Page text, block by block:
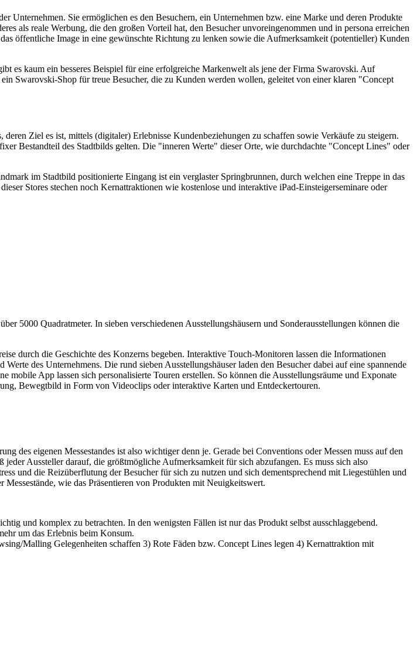
Unternehmen. Sie ermöglichen es den Besuchern, ein Unternehmen bzw. eine Marke und deren Produkte
als reale Werbung, die den großen Vorteil hat, den Besucher unvoreingenommen und in persona erreichen
öffentliche Image in eine gewünschte Richtung zu lenken sowie die Aufmerksamkeit (potentieller) Kunden
es kaum ein besseres Beispiel für eine erfolgreiche Markenwelt als jene der Firma Swarovski. Auf
Swarovski-Shop für treue Besucher, die zu Kunden werden wollen, geleitet von einer klaren "Concept
Ziel es ist, mittels (digitaler) Erlebnisse Kundenbeziehungen zu schaffen sowie Verkäufe zu steigern.
Bestandteil des Stadtbilds gelten. Die "inneren Werte" dieser Orte, wie durchdachte "Concept Lines" oder
im Stadtbild positionierte Eingang ist ein verglaster Springbrunnen, durch welchen eine Treppe in das
Stores stechen noch Kernattraktionen wie kostenlose und interaktive iPad-Einsteigerseminare oder
5000 Quadratmeter. In sieben verschiedenen Ausstellungshäusern und Sonderausstellungen können die
durch die Geschichte des Konzerns begeben. Interaktive Touch-Monitoren lassen die Informationen
des Unternehmens. Die rund sieben Ausstellungshäuser laden den Besucher dabei auf eine spannende
App lassen sich personalisierte Touren erstellen. So können die Ausstellungsräume und Exponate
Bewegtbild in Form von Videoclips oder interaktive Karten und Entdeckertouren.
des eigenen Messestandes ist also wichtiger denn je. Gerade bei Conventions oder Messen muss auf den
Aussteller darauf, die größtmögliche Aufmerksamkeit für sich abzufangen. Es muss sich also
und die Reizüberflutung der Besucher für sich zu nutzen und sich dementsprechend mit Liegestühlen und
wie das Präsentieren von Produkten mit Neuigkeitswert.
und komplex zu betrachten. In den wenigsten Fällen ist nur das Produkt selbst ausschlaggebend.
um das Erlebnis beim Konsum.
Malling Gelegenheiten schaffen 3) Rote Fäden bzw. Concept Lines legen 4) Kernattraktion mit